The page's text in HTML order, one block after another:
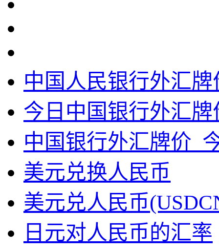
中国人民银行外汇牌
今日中国银行外汇牌
中国银行外汇牌价_
美元兑换人民币
美元兑人民币
日元对人民币的汇率